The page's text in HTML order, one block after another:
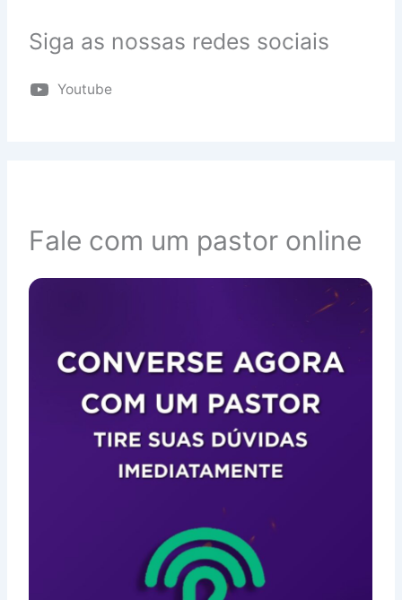
Siga as nossas redes sociais
Youtube
Fale com um pastor online